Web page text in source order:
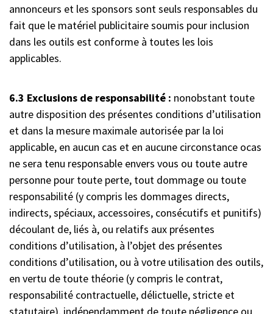
annonceurs et les sponsors sont seuls responsables du
fait que le matériel publicitaire soumis pour inclusion
dans les outils est conforme à toutes les lois
applicables.
6.3 Exclusions de responsabilité : nonobstant toute
autre disposition des présentes conditions d’utilisation
et dans la mesure maximale autorisée par la loi
applicable, en aucun cas et en aucune circonstance ocas
ne sera tenu responsable envers vous ou toute autre
personne pour toute perte, tout dommage ou toute
responsabilité (y compris les dommages directs,
indirects, spéciaux, accessoires, consécutifs et punitifs)
découlant de, liés à, ou relatifs aux présentes
conditions d’utilisation, à l’objet des présentes
conditions d’utilisation, ou à votre utilisation des outils,
en vertu de toute théorie (y compris le contrat,
responsabilité contractuelle, délictuelle, stricte et